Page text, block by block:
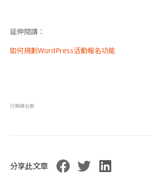
延伸閱讀：
如何規劃WordPress活動報名功能
行銷與社群
分享此文章